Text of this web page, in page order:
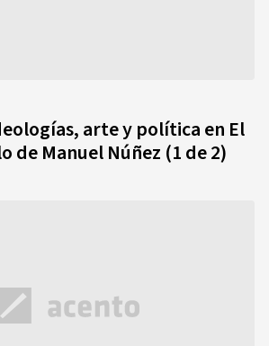
arte y política en El
de Manuel Núñez (1 de 2)